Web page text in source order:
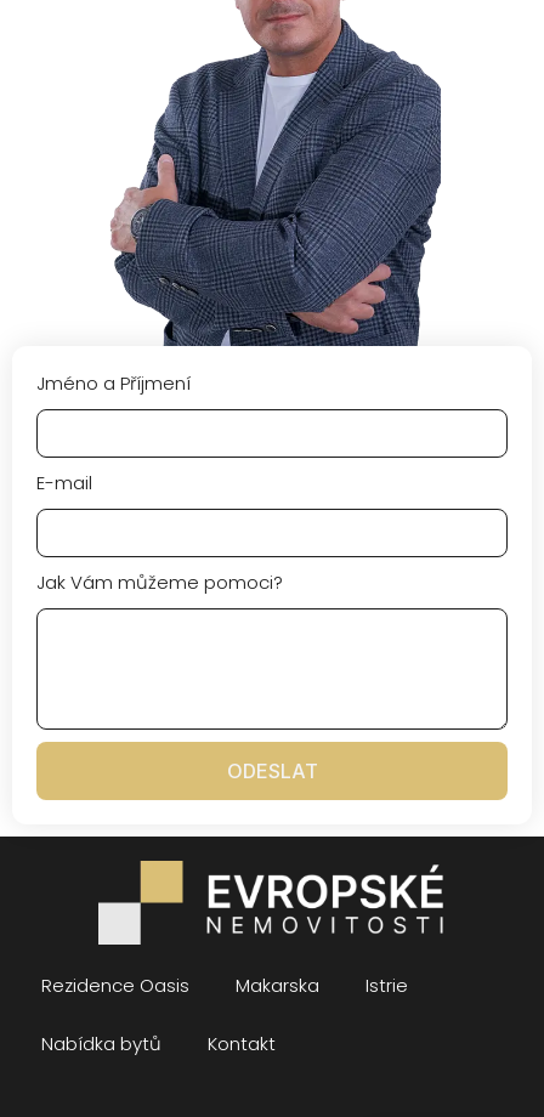
Jméno a Příjmení
E-mail
Jak Vám můžeme pomoci?
ODESLAT
Rezidence Oasis Makarska Istrie
Nabídka bytů Kontakt